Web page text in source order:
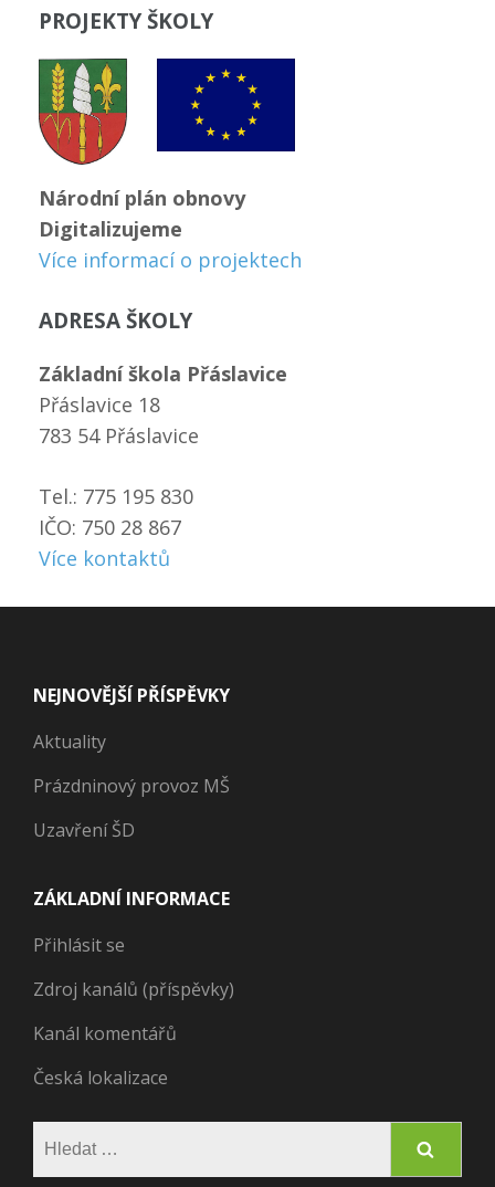
PROJEKTY ŠKOLY
Národní plán obnovy
Digitalizujeme
Více informací o projektech
ADRESA ŠKOLY
Základní škola Přáslavice
Přáslavice 18
783 54 Přáslavice
Tel.: 775 195 830
IČO: 750 28 867
Více kontaktů
NEJNOVĚJŠÍ PŘÍSPĚVKY
Aktuality
Prázdninový provoz MŠ
Uzavření ŠD
ZÁKLADNÍ INFORMACE
Přihlásit se
Zdroj kanálů (příspěvky)
Kanál komentářů
Česká lokalizace